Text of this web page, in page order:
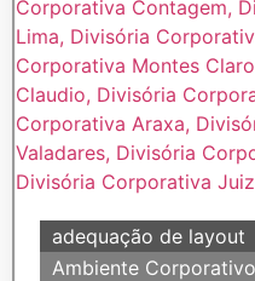
adequação de layout
Ambiente Corporativo